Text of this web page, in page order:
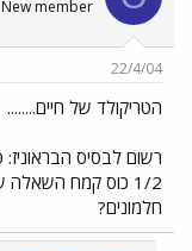
ה
ש
א
ם
ר
New member
22/4/04
הטריקולד של חיים........
1/2 כוס קמח
חלמונים?